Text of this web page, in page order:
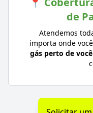
de
Atendemos
importa onde
gás perto de você